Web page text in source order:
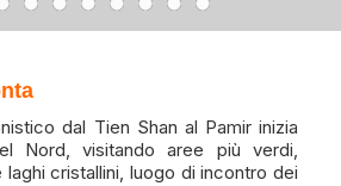
dal Tien Shan al Pamir inizia
Nord, visitando aree più verdi,
cristallini, luogo di incontro dei